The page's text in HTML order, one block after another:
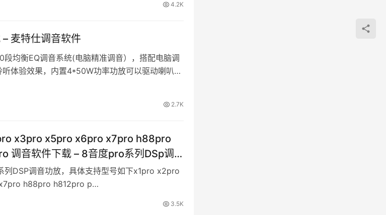
4.2K
麦特仕调音软件
均衡EQ调音系统(电脑精准调音），搭配电脑调
体验效果，内置4*50W功率功放可以驱动喇叭，
2.7K
x3pro x5pro x6pro x7pro h88pro
调音软件下载 – 8音度pro系列DSp调
列DSP调音功放，具体支持型号如下x1pro x2pro
h88pro h812pro p…
3.5K